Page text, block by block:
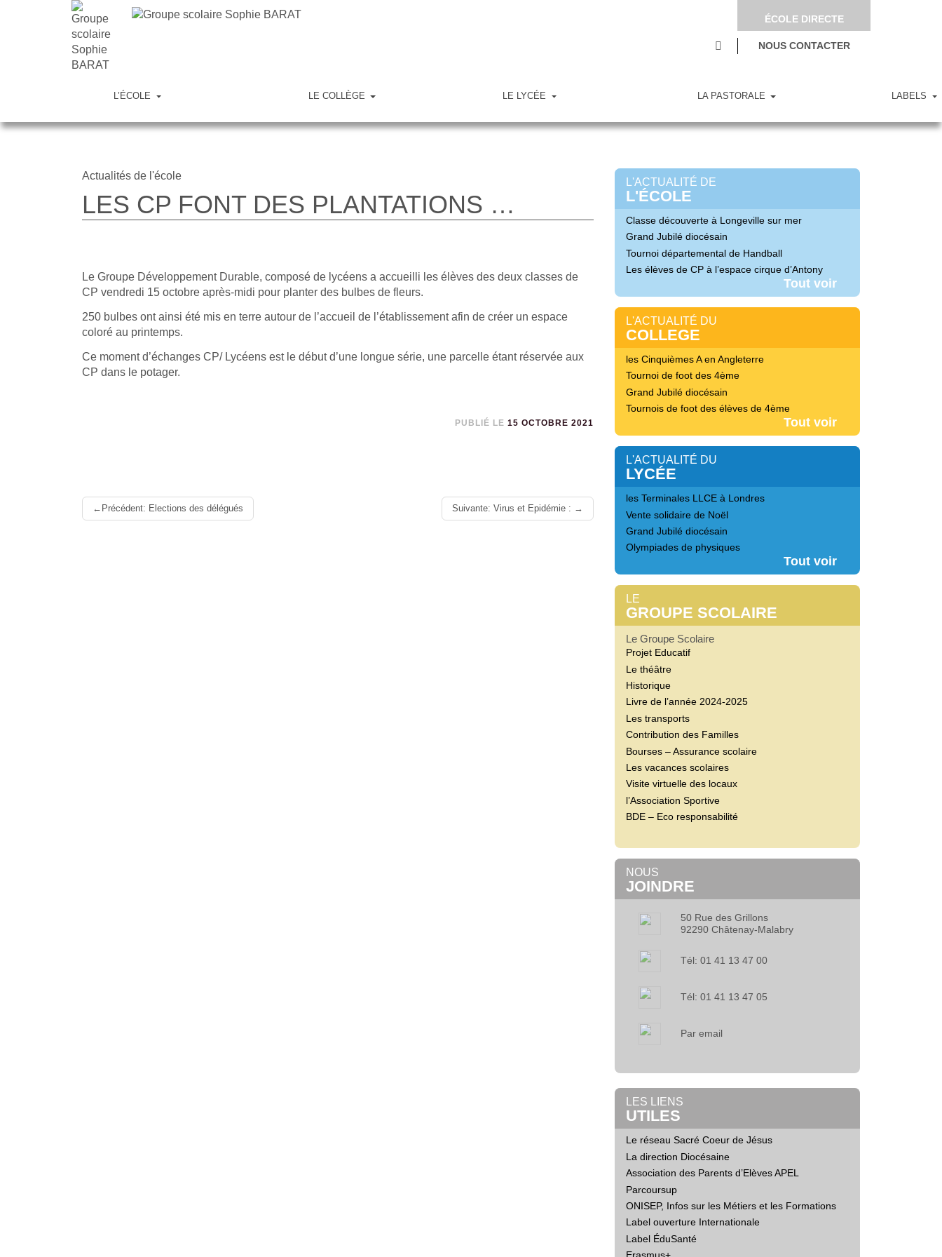
ÉCOLE DIRECTE
NOUS CONTACTER
L’ÉCOLE LE COLLÈGE LE LYCÉE LA PASTORALE LABELS
Actualités de l'école
LES CP FONT DES PLANTATIONS …
Le Groupe Développement Durable, composé de lycéens a accueilli les élèves des deux classes de
CP vendredi 15 octobre après-midi pour planter des bulbes de fleurs.
250 bulbes ont ainsi été mis en terre autour de l’accueil de l’établissement afin de créer un espace
coloré au printemps.
Ce moment d’échanges CP/ Lycéens est le début d’une longue série, une parcelle étant réservée aux
CP dans le potager.
PUBLIÉ LE 15 OCTOBRE 2021
LirePrécédent: Elections des délégués Suivante: Virus et Epidémie :
L'ACTUALITÉ DE
L'ÉCOLE
Classe découverte à Longeville sur mer
Grand Jubilé diocésain
Tournoi départemental de Handball
Les élèves de CP à l’espace cirque d’Antony
Tout voir
L'ACTUALITÉ DU
COLLEGE
les Cinquièmes A en Angleterre
Tournoi de foot des 4ème
Grand Jubilé diocésain
Tournois de foot des élèves de 4ème
Tout voir
L'ACTUALITÉ DU
LYCÉE
les Terminales LLCE à Londres
Vente solidaire de Noël
Grand Jubilé diocésain
Olympiades de physiques
Tout voir
LE
GROUPE SCOLAIRE
Le Groupe Scolaire
Projet Educatif
Le théâtre
Historique
Livre de l’année 2024-2025
Les transports
Contribution des Familles
Bourses – Assurance scolaire
Les vacances scolaires
Visite virtuelle des locaux
l’Association Sportive
BDE – Eco responsabilité
NOUS
JOINDRE
50 Rue des Grillons
92290 Châtenay-Malabry
Tél: 01 41 13 47 00
Tél: 01 41 13 47 05
Par email
LES LIENS
UTILES
Le réseau Sacré Coeur de Jésus
La direction Diocésaine
Association des Parents d’Elèves APEL
Parcoursup
ONISEP, Infos sur les Métiers et les Formations
Label ouverture Internationale
Label ÉduSanté